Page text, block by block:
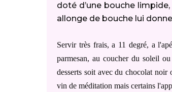
doté d’une bouche
allonge de bouche lui
Servir très frais, a 11 degré, a
parmesan, au coucher du soleil
desserts soit avec du chocolat
vin de méditation mais certains